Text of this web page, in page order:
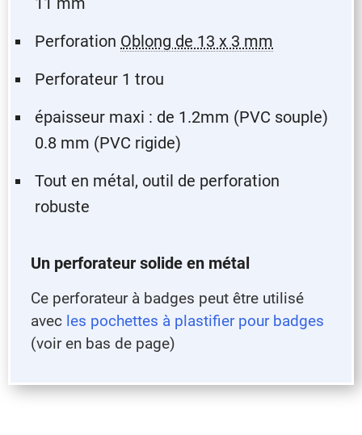
Perforation Oblong de 13 x 3 mm
Perforateur 1 trou
épaisseur maxi : de 1.2mm (PVC souple)
0.8 mm (PVC rigide)
Tout en métal, outil de perforation
robuste
Un perforateur solide en métal
Ce perforateur à badges peut être utilisé
avec les pochettes à plastifier pour badges
(voir en bas de page)